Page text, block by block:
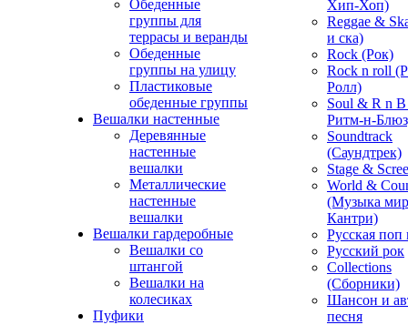
Обеденные
группы для
террасы и веранды
Обеденные
группы на улицу
Пластиковые
обеденные группы
Вешалки настенные
Деревянные
настенные
вешалки
Металлические
настенные
вешалки
Вешалки гардеробные
Вешалки со
штангой
Вешалки на
колесиках
Пуфики
Хип-Хоп)
Reggae &
и ска)
Rock (Рок)
Rock n roll
Ролл)
Soul & R n
Ритм-н-
Soundtrack
(Саундтрек)
Stage &
World &
(Музыка
Кантри)
Русская поп
Русский рок
Сollections
(Сборники)
Шансон и
песня